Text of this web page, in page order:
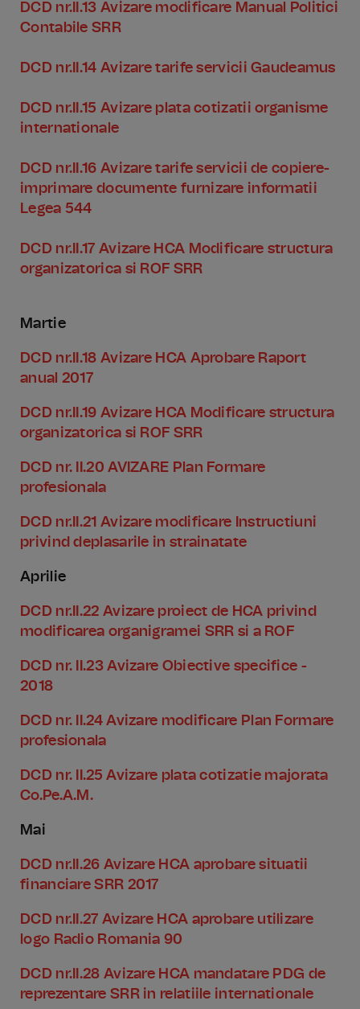
DCD nr.II.13 Avizare modificare Manual Politici
Contabile SRR
DCD nr.II.14 Avizare tarife servicii Gaudeamus
DCD nr.II.15 Avizare plata cotizatii organisme
internationale
DCD nr.II.16 Avizare tarife servicii de copiere-
imprimare documente furnizare informatii
Legea 544
DCD nr.II.17 Avizare HCA Modificare structura
organizatorica si ROF SRR
Martie
DCD nr.II.18 Avizare HCA Aprobare Raport
anual 2017
DCD nr.II.19 Avizare HCA Modificare structura
organizatorica si ROF SRR
DCD nr. II.20 AVIZARE Plan Formare
profesionala
DCD nr.II.21 Avizare modificare Instructiuni
privind deplasarile in strainatate
Aprilie
DCD nr.II.22 Avizare proiect de HCA privind
modificarea organigramei SRR si a ROF
DCD nr. II.23 Avizare Obiective specifice -
2018
DCD nr. II.24 Avizare modificare Plan Formare
profesionala
DCD nr. II.25 Avizare plata cotizatie majorata
Co.Pe.A.M.
Mai
DCD nr.II.26 Avizare HCA aprobare situatii
financiare SRR 2017
DCD nr.II.27 Avizare HCA aprobare utilizare
logo Radio Romania 90
DCD nr.II.28 Avizare HCA mandatare PDG de
reprezentare SRR in relatiile internationale